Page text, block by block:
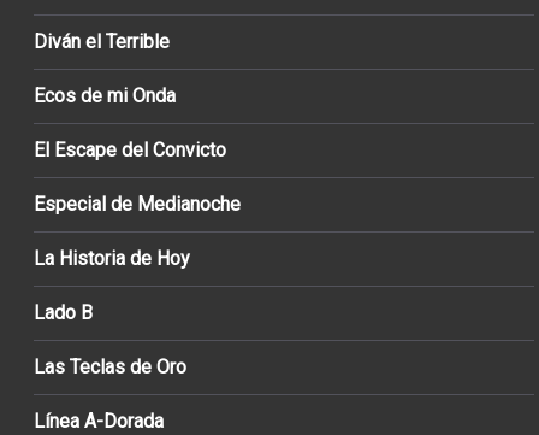
Diván el Terrible
Ecos de mi Onda
El Escape del Convicto
Especial de Medianoche
La Historia de Hoy
Lado B
Las Teclas de Oro
Línea A-Dorada